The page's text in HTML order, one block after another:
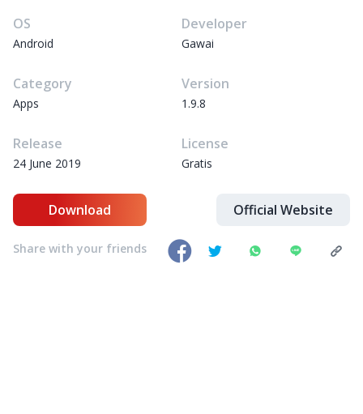
OS
Android
Developer
Gawai
Category
Apps
Version
1.9.8
Release
24 June 2019
License
Gratis
Download Official Website
Share with your friends